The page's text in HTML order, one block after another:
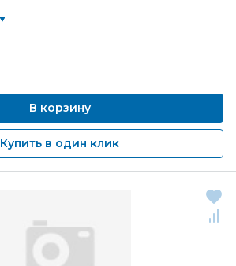
В корзину
Купить в один клик